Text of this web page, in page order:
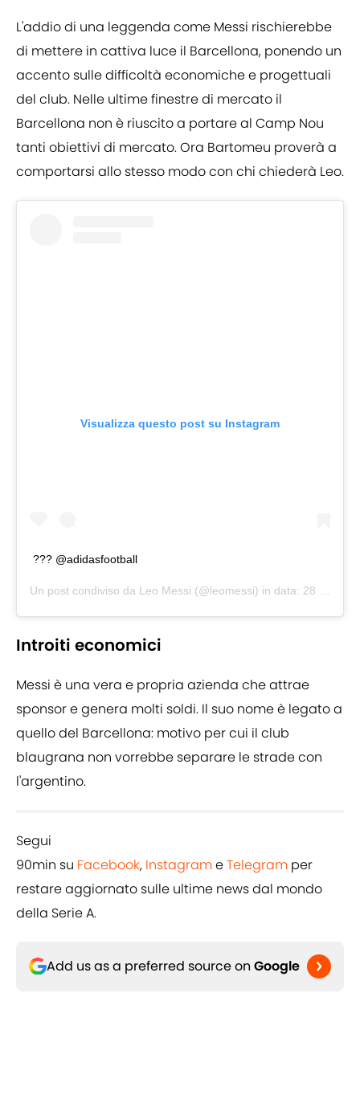
L'addio di una leggenda come Messi rischierebbe
di mettere in cattiva luce il Barcellona, ponendo un
accento sulle difficoltà economiche e progettuali
del club. Nelle ultime finestre di mercato il
Barcellona non è riuscito a portare al Camp Nou
tanti obiettivi di mercato. Ora Bartomeu proverà a
comportarsi allo stesso modo con chi chiederà Leo.
Visualizza questo post su Instagram
??? @adidasfootball
Un post condiviso da Leo Messi (@leomessi) in data: 28 Lug 2020 alle ore 9:06 PDT
Introiti economici
Messi è una vera e propria azienda che attrae
sponsor e genera molti soldi. Il suo nome è legato a
quello del Barcellona: motivo per cui il club
blaugrana non vorrebbe separare le strade con
l'argentino.
Segui
90min su Facebook, InstagrameTelegram per
restare aggiornato sulle ultime news dal mondo
della Serie A.
Add us as a preferred source on Google